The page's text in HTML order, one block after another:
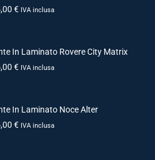
€ IVA inclusa
In Laminato Rovere City Matrix
€ IVA inclusa
In Laminato Noce Alter
€ IVA inclusa